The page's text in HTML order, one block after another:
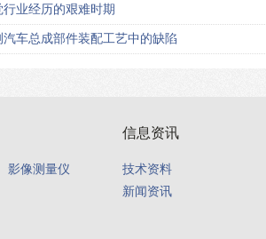
业经历的艰难时期
车总成部件装配工艺中的缺陷
影像测量仪
信息资讯
技术资料
新闻资讯